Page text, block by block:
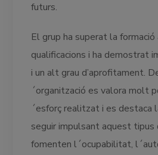
futurs.
El grup ha superat la
qualificacions i ha demostrat
i un alt grau d’aprofitament.
´organització es valora molt
´esforç realitzat i es destaca
seguir impulsant aquest tipus
fomenten l´ocupabilitat,